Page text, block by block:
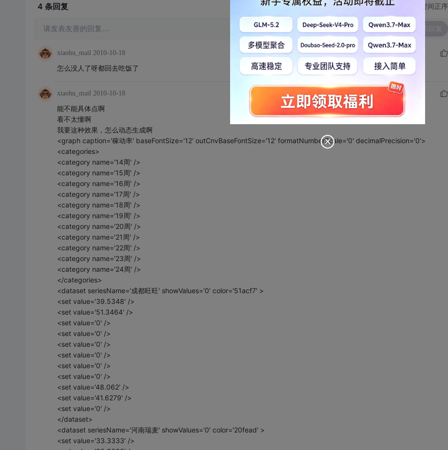
4 条回复 切换为时间正序
请发表友善的回复… 发表回复
xiaohu_mail 2010-10-18
怎么没人了呀都回去吃饭了
xiaohu_mail 2010-10-18
能不能具体点啊
看不太懂啊
我要这种效果，怎么动态生成啊
<graph caption='稼动率' baseFontSize='12' outCnvBaseFontSize='12' formatNumberScale='0' decimalPrecision='0'>
<categories>
<category name='14周' />
<category name='15周' />
<category name='16周' />
<category name='17周' />
<category name='18周' />
<category name='19周' />
<category name='20周' />
<category name='21周' />
<category name='22周' />
<category name='23周' />
<category name='24周' />
</categories>
<dataset seriesName='成都旺旺' showValues='0' color='51acf7' >
<set value='39.5348' />
<set value='51.3464' />
<set value='0' />
<set value='0' />
<set value='0' />
<set value='0' />
<set value='0' />
<set value='0' />
<set value='48.062' />
<set value='41.6279' />
<set value='0' />
</dataset>
<dataset seriesName='河南瑞麦' showValues='0' color='20fead' >
<set value='33.3333' />